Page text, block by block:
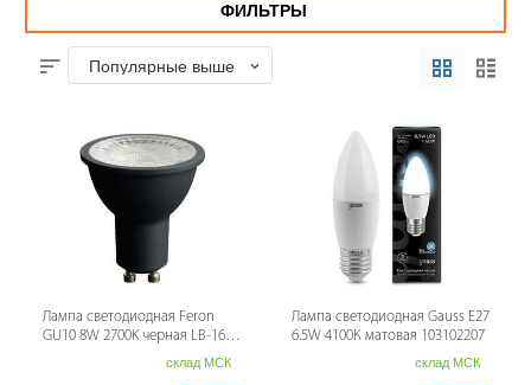
ФИЛЬТРЫ
Популярные выше
Лампа светодиодная Feron
GU10 8W 2700K черная LB-1608
склад МСК
Лампа светодиодная Gauss E27
6.5W 4100К матовая 103102207
склад МСК